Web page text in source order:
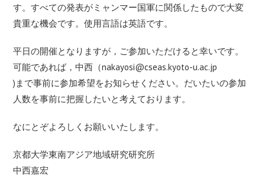
す。すべての発表がミャンマー国軍に関係したもので大変
貴重な機会です。使用言語は英語です。
平日の開催となりますが，ご参加いただけると幸いです。
可能であれば，中西（nakayosi@cseas.kyoto-u.ac.jp
)まで事前に参加希望をお知らせください。だいたいの参加
人数を事前に把握したいと考えております。
なにとぞよろしくお願いいたします。
京都大学東南アジア地域研究研究所
中西嘉宏